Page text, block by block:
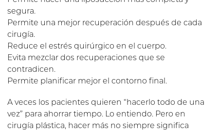
segura.
Permite una mejor recuperación después de cada
cirugía.
Reduce el estrés quirúrgico en el cuerpo.
Evita mezclar dos recuperaciones que se
contradicen.
Permite planificar mejor el contorno final.
A veces los pacientes quieren “hacerlo todo de una
vez” para ahorrar tiempo. Lo entiendo. Pero en
cirugía plástica, hacer más no siempre significa